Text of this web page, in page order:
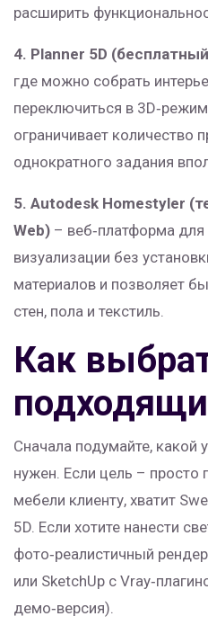
расширить
4. Planner 5D
где можно собрать
переключиться в
ограничивает количество
однократного задания
5. Autodesk Homestyler
Web) – веб‑платформа
визуализации без
материалов и позволяет
стен, пола и текстиль.
Как
Сначала подумайте, какой
нужен. Если цель – просто
мебели клиенту, хватит
5D. Если хотите нанести
фото‑реалистичный
или SketchUp с
демо‑версия).